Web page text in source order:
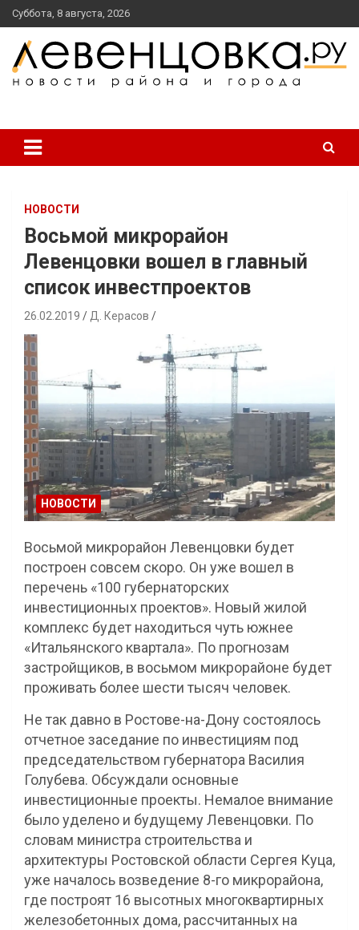
перейти
к
содержанию
Суббота, 8 августа, 2026
НОВОСТИ
Восьмой микрорайон
Левенцовки вошел в главный
список инвестпроектов
26.02.2019 Д. Керасов
НОВОСТИ
Восьмой микрорайон Левенцовки будет
построен совсем скоро. Он уже вошел в
перечень «100 губернаторских
инвестиционных проектов». Новый жилой
комплекс будет находиться чуть южнее
«Итальянского квартала». По прогнозам
застройщиков, в восьмом микрорайоне будет
проживать более шести тысяч человек.
Не так давно в Ростове-на-Дону состоялось
отчетное заседание по инвестициям под
председательством губернатора Василия
Голубева. Обсуждали основные
инвестиционные проекты. Немалое внимание
было уделено и будущему Левенцовки. По
словам министра строительства и
архитектуры Ростовской области Сергея Куца,
уже началось возведение 8-го микрорайона,
где построят 16 высотных многоквартирных
железобетонных дома, рассчитанных на